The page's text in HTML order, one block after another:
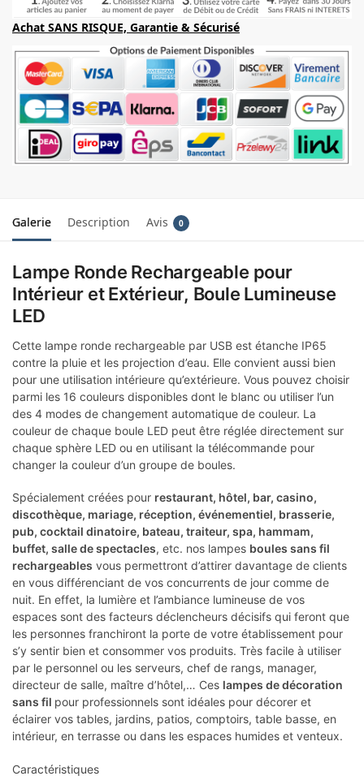
Achat SANS RISQUE, Garantie & Sécurisé
Galerie Description Avis 0
Lampe Ronde Rechargeable pour
Intérieur et Extérieur, Boule Lumineuse
LED
Cette lampe ronde rechargeable par USB est étanche IP65
contre la pluie et les projection d’eau. Elle convient aussi bien
pour une utilisation intérieure qu’extérieure. Vous pouvez choisir
parmi les 16 couleurs disponibles dont le blanc ou utiliser l’un
des 4 modes de changement automatique de couleur. La
couleur de chaque boule LED peut être réglée directement sur
chaque sphère LED ou en utilisant la télécommande pour
changer la couleur d’un groupe de boules.
Spécialement créées pour restaurant, hôtel, bar, casino,
discothèque, mariage, réception, événementiel, brasserie,
pub, cocktail dinatoire, bateau, traiteur, spa, hammam,
buffet, salle de spectacles, etc. nos lampes boules sans fil
rechargeables vous permettront d’attirer davantage de clients
en vous différenciant de vos concurrents de jour comme de
nuit. En effet, la lumière et l’ambiance lumineuse de vos
espaces sont des facteurs déclencheurs décisifs qui feront que
les personnes franchiront la porte de votre établissement pour
s’y sentir bien et consommer vos produits. Très facile à utiliser
par le personnel ou les serveurs, chef de rangs, manager,
directeur de salle, maître d’hôtel,… Ces lampes de décoration
sans fil pour professionnels sont idéales pour décorer et
éclairer vos tables, jardins, patios, comptoirs, table basse, en
intérieur, en terrasse ou dans les espaces humides et venteux.
Caractéristiques